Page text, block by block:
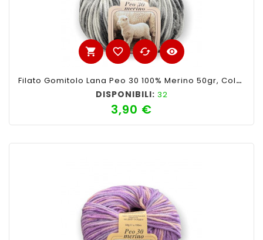
shopping_cart favorite_border cached visibility
Filato Gomitolo Lana Peo 30 100% Merino 50gr, Colore Mix Grigio N°127-Ferri Consigliati N°3-4
DISPONIBILI: 32
3,90 €